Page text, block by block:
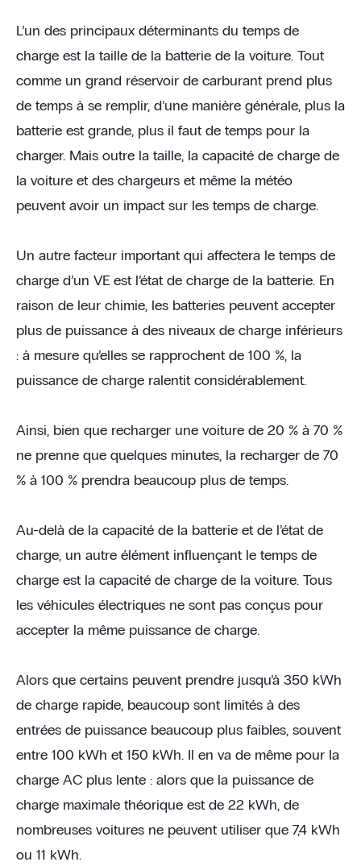
L’un des principaux déterminants du temps de
charge est la taille de la batterie de la voiture. Tout
comme un grand réservoir de carburant prend plus
de temps à se remplir, d’une manière générale, plus la
batterie est grande, plus il faut de temps pour la
charger. Mais outre la taille, la capacité de charge de
la voiture et des chargeurs et même la météo
peuvent avoir un impact sur les temps de charge.
Un autre facteur important qui affectera le temps de
charge d’un VE est l’état de charge de la batterie. En
raison de leur chimie, les batteries peuvent accepter
plus de puissance à des niveaux de charge inférieurs
: à mesure qu’elles se rapprochent de 100 %, la
puissance de charge ralentit considérablement.
Ainsi, bien que recharger une voiture de 20 % à 70 %
ne prenne que quelques minutes, la recharger de 70
% à 100 % prendra beaucoup plus de temps.
Au-delà de la capacité de la batterie et de l’état de
charge, un autre élément influençant le temps de
charge est la capacité de charge de la voiture. Tous
les véhicules électriques ne sont pas conçus pour
accepter la même puissance de charge.
Alors que certains peuvent prendre jusqu’à 350 kWh
de charge rapide, beaucoup sont limités à des
entrées de puissance beaucoup plus faibles, souvent
entre 100 kWh et 150 kWh. Il en va de même pour la
charge AC plus lente : alors que la puissance de
charge maximale théorique est de 22 kWh, de
nombreuses voitures ne peuvent utiliser que 7,4 kWh
ou 11 kWh.